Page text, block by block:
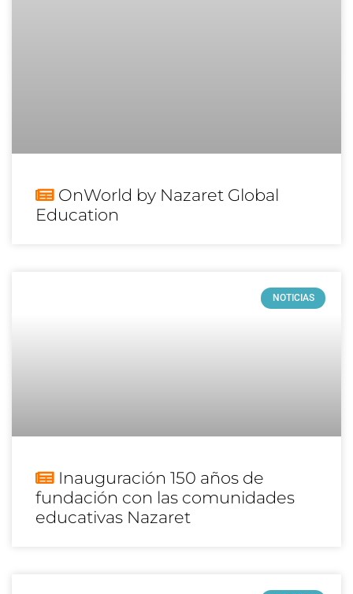
OnWorld by Nazaret Global
Education
NOTICIAS
Inauguración 150 años de
fundación con las comunidades
educativas Nazaret